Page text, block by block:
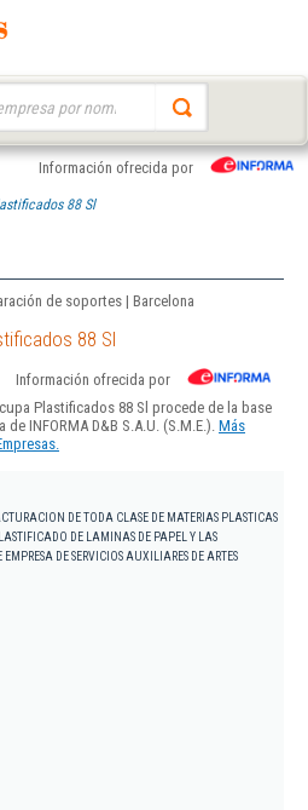
Información ofrecida por
88 Sl
de soportes | Barcelona
88 Sl
Información ofrecida por
Plastificados 88 Sl procede de la base
INFORMA D&B S.A.U. (S.M.E.). Más
DE TODA CLASE DE MATERIAS PLASTICAS
DE LAMINAS DE PAPEL Y LAS
DE SERVICIOS AUXILIARES DE ARTES